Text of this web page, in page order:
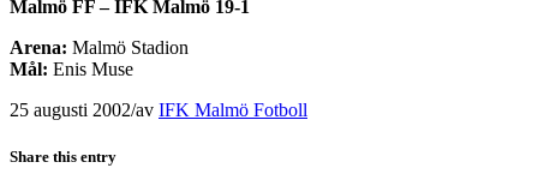
Malmö FF – IFK Malmö 19-1
Arena: Malmö Stadion
Mål: Enis Muse
25 augusti 2002/av IFK Malmö Fotboll
Share this entry